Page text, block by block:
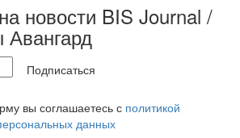
новости BIS Journal /
Авангард
Подписаться
вы соглашаетесь с политикой
данных